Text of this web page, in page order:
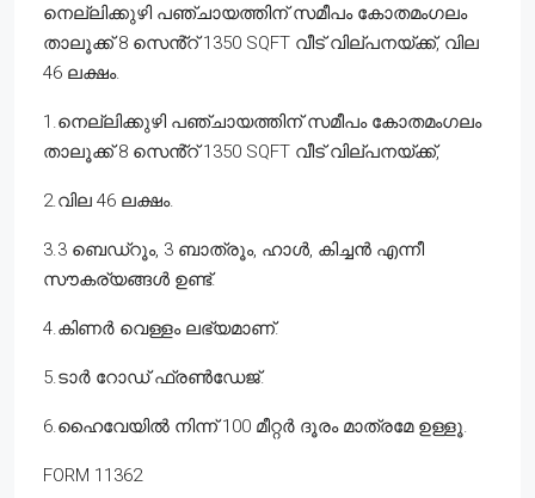
നെല്ലിക്കുഴി പഞ്ചായത്തിന് സമീപം കോതമംഗലം
താലൂക്ക് 8 സെൻ്റ് 1350 SQFT വീട് വില്പനയ്ക്ക്, വില
46 ലക്ഷം.
1.നെല്ലിക്കുഴി പഞ്ചായത്തിന് സമീപം കോതമംഗലം
താലൂക്ക് 8 സെൻ്റ് 1350 SQFT വീട് വില്പനയ്ക്ക്,
2.വില 46 ലക്ഷം.
3.3 ബെഡ്‌റൂം, 3 ബാത്രൂം, ഹാൾ, കിച്ചൻ എന്നീ
സൗകര്യങ്ങൾ ഉണ്ട്‌.
4.കിണർ വെള്ളം ലഭ്യമാണ്.
5.ടാർ റോഡ് ഫ്രൺഡേജ്.
6.ഹൈവേയിൽ നിന്ന് 100 മീറ്റർ ദൂരം മാത്രമേ ഉള്ളൂ.
FORM 11362